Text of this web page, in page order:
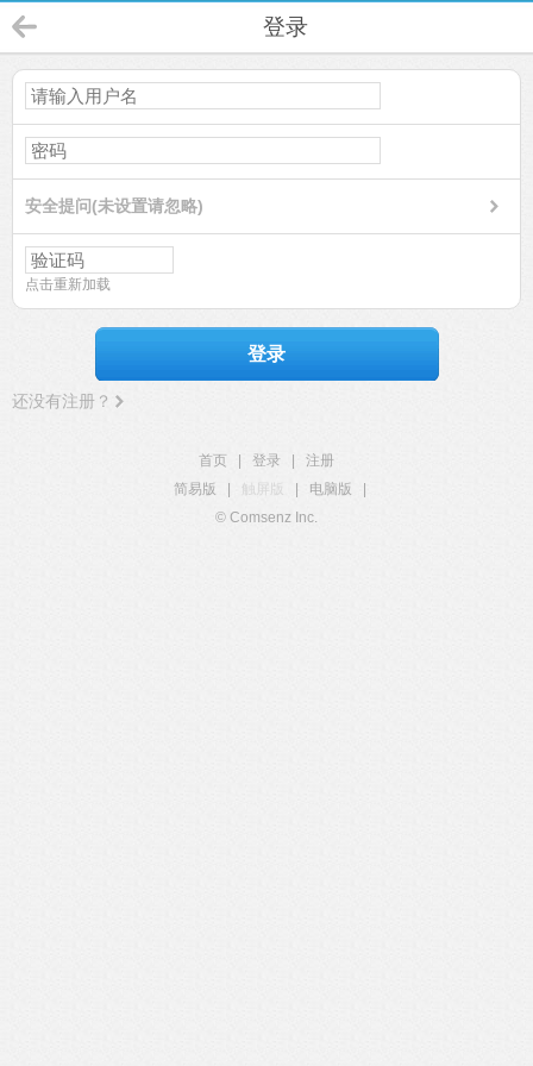
登录
安全提问(未设置请忽略)
点击重新加载
登录
还没有注册？
首页 登录
注册
简易版
触屏版 电脑版
© Comsenz Inc.